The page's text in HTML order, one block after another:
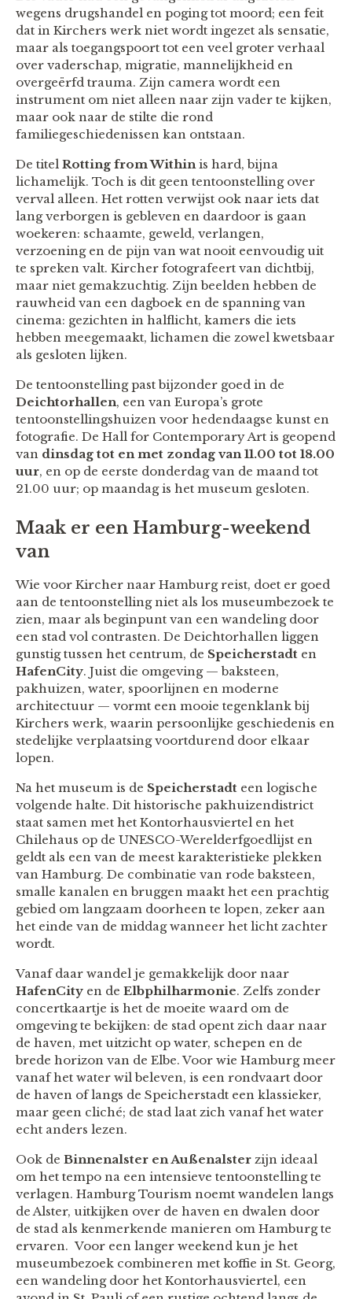
wegens drugshandel en poging tot moord; een feit
dat in Kirchers werk niet wordt ingezet als sensatie,
maar als toegangspoort tot een veel groter verhaal
over vaderschap, migratie, mannelijkheid en
overgeërfd trauma. Zijn camera wordt een
instrument om niet alleen naar zijn vader te kijken,
maar ook naar de stilte die rond
familiegeschiedenissen kan ontstaan.
De titel Rotting from Withinis hard, bijna
lichamelijk. Toch is dit geen tentoonstelling over
verval alleen. Het rotten verwijst ook naar iets dat
lang verborgen is gebleven en daardoor is gaan
woekeren: schaamte, geweld, verlangen,
verzoening en de pijn van wat nooit eenvoudig uit
te spreken valt. Kircher fotografeert van dichtbij,
maar niet gemakzuchtig. Zijn beelden hebben de
rauwheid van een dagboek en de spanning van
cinema: gezichten in halflicht, kamers die iets
hebben meegemaakt, lichamen die zowel kwetsbaar
als gesloten lijken.
De tentoonstelling past bijzonder goed in de
Deichtorhallen, een van Europa’s grote
tentoonstellingshuizen voor hedendaagse kunst en
fotografie. De Hall for Contemporary Art is geopend
van dinsdag tot en met zondag van 11.00 tot 18.00
uur, en op de eerste donderdag van de maand tot
21.00 uur; op maandag is het museum gesloten.
Maak er een Hamburg-weekend
van
Wie voor Kircher naar Hamburg reist, doet er goed
aan de tentoonstelling niet als los museumbezoek te
zien, maar als beginpunt van een wandeling door
een stad vol contrasten. De Deichtorhallen liggen
gunstig tussen het centrum, de Speicherstadt en
HafenCity. Juist die omgeving — baksteen,
pakhuizen, water, spoorlijnen en moderne
architectuur — vormt een mooie tegenklank bij
Kirchers werk, waarin persoonlijke geschiedenis en
stedelijke verplaatsing voortdurend door elkaar
lopen.
Na het museum is de Speicherstadt een logische
volgende halte. Dit historische pakhuizendistrict
staat samen met het Kontorhausviertel en het
Chilehaus op de UNESCO-Werelderfgoedlijst en
geldt als een van de meest karakteristieke plekken
van Hamburg. De combinatie van rode baksteen,
smalle kanalen en bruggen maakt het een prachtig
gebied om langzaam doorheen te lopen, zeker aan
het einde van de middag wanneer het licht zachter
wordt.
Vanaf daar wandel je gemakkelijk door naar
HafenCity en de Elbphilharmonie. Zelfs zonder
concertkaartje is het de moeite waard om de
omgeving te bekijken: de stad opent zich daar naar
de haven, met uitzicht op water, schepen en de
brede horizon van de Elbe. Voor wie Hamburg meer
vanaf het water wil beleven, is een rondvaart door
de haven of langs de Speicherstadt een klassieker,
maar geen cliché; de stad laat zich vanaf het water
echt anders lezen.
Ook de Binnenalster en Außenalster zijn ideaal
om het tempo na een intensieve tentoonstelling te
verlagen. Hamburg Tourism noemt wandelen langs
de Alster, uitkijken over de haven en dwalen door
de stad als kenmerkende manieren om Hamburg te
ervaren. Voor een langer weekend kun je het
museumbezoek combineren met koffie in St. Georg,
een wandeling door het Kontorhausviertel, een